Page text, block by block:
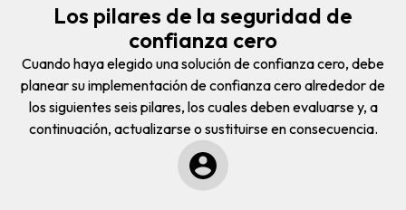
Los pilares de la seguridad de
confianza cero
Cuando haya elegido una solución de confianza cero, debe
planear su implementación de confianza cero alrededor de
los siguientes seis pilares, los cuales deben evaluarse y, a
continuación, actualizarse o sustituirse en consecuencia.